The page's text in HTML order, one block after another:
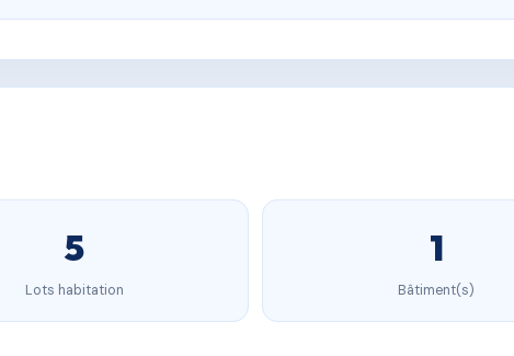
5
Lots habitation
1
Bâtiment(s)